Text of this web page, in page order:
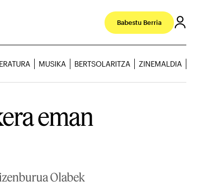
Babestu Berria
MUSIKA BERTSOLARITZA ZINEMALDIA
eman
Olabek